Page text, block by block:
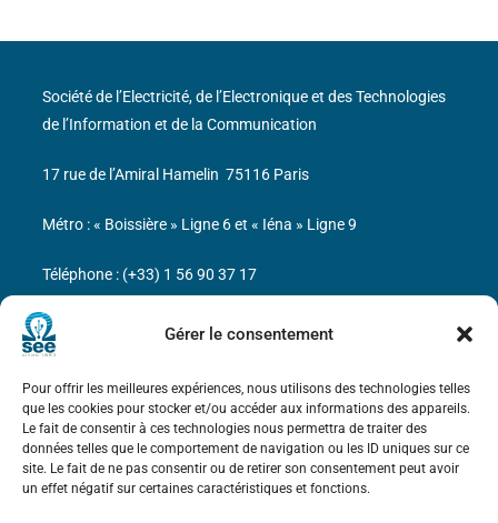
Gérer le consentement
Pour offrir les meilleures expériences, nous utilisons des technologies telles
que les cookies pour stocker et/ou accéder aux informations des appareils.
Le fait de consentir à ces technologies nous permettra de traiter des
données telles que le comportement de navigation ou les ID uniques sur ce
site. Le fait de ne pas consentir ou de retirer son consentement peut avoir
un effet négatif sur certaines caractéristiques et fonctions.
Bicentenaire des découvertes d’André-
Marie Ampère
Mentions légales
Société de l’Electricité, de l’Electronique et des Technologies
de l’Information et de la Communication
17 rue de l’Amiral Hamelin 75116 Paris
Métro : « Boissière » Ligne 6 et « Iéna » Ligne 9
Téléphone : (+33) 1 56 90 37 17
N° de SIREN : 785 393 232, Code APE : 9412Z TVA intra-
communautaire : FR44 785 393 232